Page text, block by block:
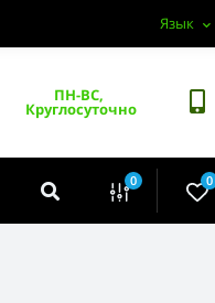
Язык
ПН-ВС,
Круглосуточно
0 0